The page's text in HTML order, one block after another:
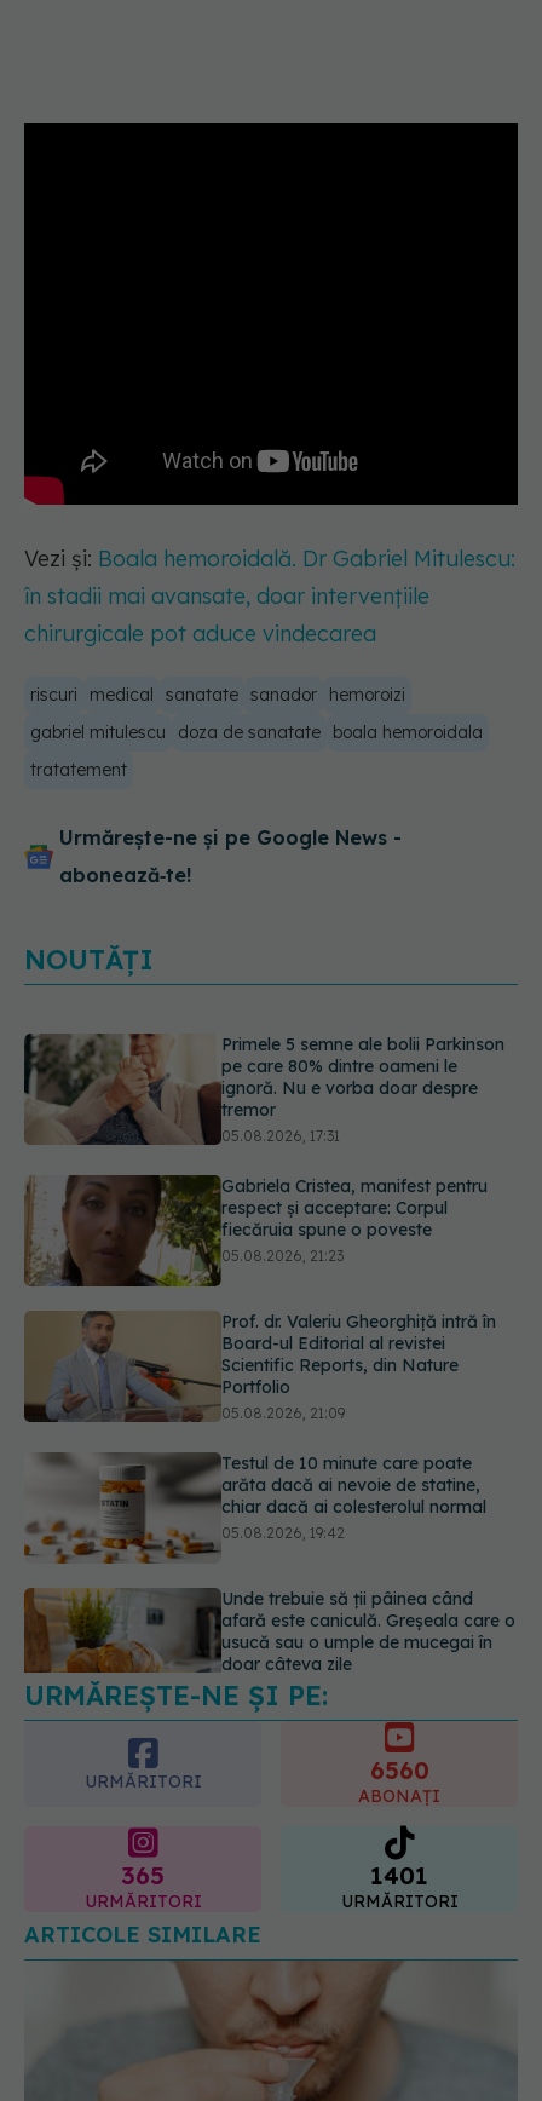
Vezi și: Boala hemoroidală. Dr Gabriel Mitulescu:
în stadii mai avansate, doar intervențiile
chirurgicale pot aduce vindecarea
riscuri medical sanatate sanador
hemoroizi
gabriel mitulescu
doza de sanatate
boala hemoroidala
tratatement
Urmărește-ne și pe Google News -
abonează‑te!
NOUTĂȚI
Primele 5 semne ale bolii Parkinson
pe care 80% dintre oameni le
ignoră. Nu e vorba doar despre
tremor
05.08.2026, 17:31
Gabriela Cristea, manifest pentru
respect și acceptare: Corpul
fiecăruia spune o poveste
05.08.2026, 21:23
Prof. dr. Valeriu Gheorghiță intră în
Board-ul Editorial al revistei
Scientific Reports, din Nature
Portfolio
05.08.2026, 21:09
Testul de 10 minute care poate
arăta dacă ai nevoie de statine,
chiar dacă ai colesterolul normal
05.08.2026, 19:42
Unde trebuie să ții pâinea când
afară este caniculă. Greșeala care o
usucă sau o umple de mucegai în
doar câteva zile
05.08.2026, 18:33
URMĂREȘTE-NE ȘI PE:
URMĂRITORI 6560
ABONAȚI
365
URMĂRITORI
1401
URMĂRITORI
ARTICOLE SIMILARE